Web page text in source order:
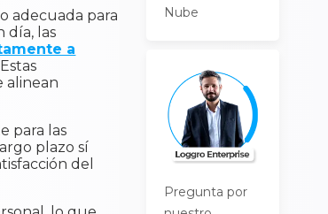
adecuada para
día, las
a
alinean
para las
plazo sí
del
Nube
Pregunta por